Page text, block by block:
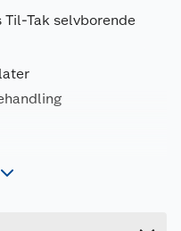
Til-Tak selvborende
7090011260244